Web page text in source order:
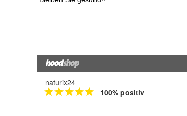
naturix24
100% positiv